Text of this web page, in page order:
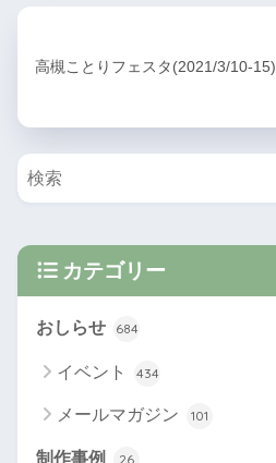
高槻ことりフェスタ(2021/3/10-15)
カテゴリー
おしらせ 684
イベント 434
メールマガジン 101
制作事例 26